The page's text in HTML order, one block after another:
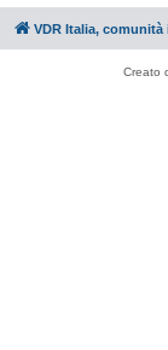
VDR Italia,
Creato